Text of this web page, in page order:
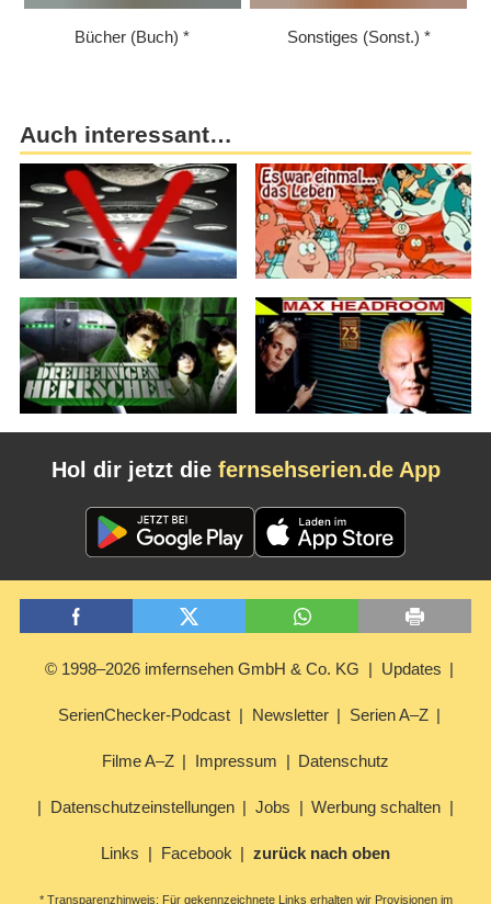
Bücher (Buch) Sonstiges (Sonst.)
Auch interessant…
Hol dir jetzt die fernsehserien.de App
© 1998–2026 imfernsehen GmbH & Co. KG Updates
SerienChecker-Podcast Newsletter Serien A–Z
Filme A–Z Impressum Datenschutz
Datenschutzeinstellungen Jobs Werbung schalten
Links Facebook zurück nach oben
* Transparenzhinweis: Für gekennzeichnete Links erhalten wir Provisionen im